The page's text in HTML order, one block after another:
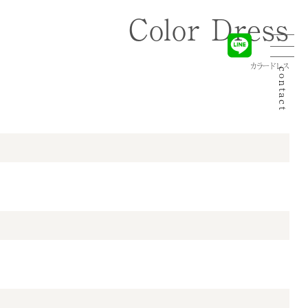
contact
Color Dress
カラードレス